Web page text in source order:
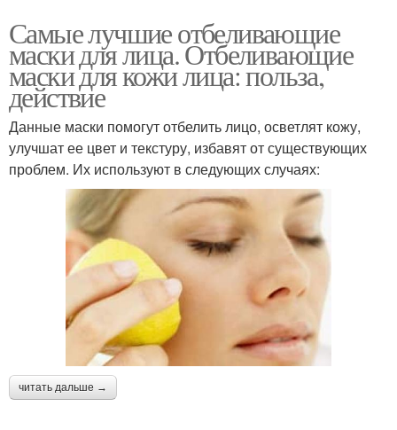
Самые лучшие отбеливающие
маски для лица. Отбеливающие
маски для кожи лица: польза,
действие
Данные маски помогут отбелить лицо, осветлят кожу,
улучшат ее цвет и текстуру, избавят от существующих
проблем. Их используют в следующих случаях:
читать дальше →